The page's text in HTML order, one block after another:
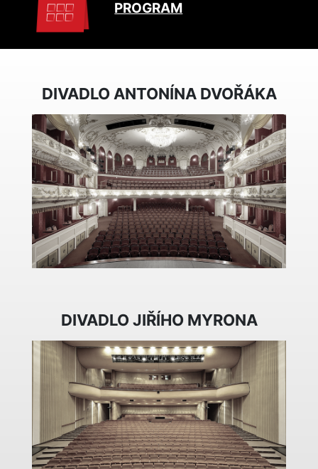
PROGRAM
DIVADLO ANTONÍNA DVOŘÁKA
DIVADLO JIŘÍHO MYRONA